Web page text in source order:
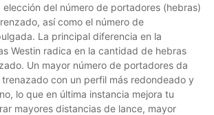
elección del número de portadores (hebras)
así como el número de
La principal diferencia en la
Westin radica en la cantidad de hebras
Un mayor número de portadores da
con un perfil más redondeado y
lo que en última instancia mejora tu
mayores distancias de lance, mayor